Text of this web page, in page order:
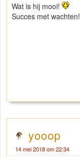
Wat is hij mooi!
Succes met wachten!
yooop
14 mei 2018 om 22:34